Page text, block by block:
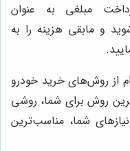
مبلغی به عنوان
و مابقی هزینه را به
از روش‌های خرید خودرو
روش برای شما، روشی
شما، مناسب‌ترین